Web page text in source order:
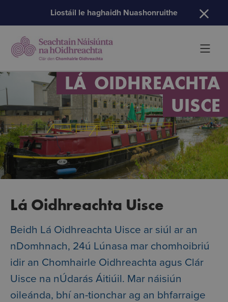
Liostáil le haghaidh Nuashonruithe
LÁ OIDHREACHTA
UISCE
Lá Oidhreachta Uisce
Beidh Lá Oidhreachta Uisce ar siúl ar an
nDomhnach, 24ú Lúnasa mar chomhoibriú
idir an Chomhairle Oidhreachta agus Clár
Uisce na nÚdarás Áitiúil. Mar náisiún
oileánda, bhí an-tionchar ag an bhfarraige